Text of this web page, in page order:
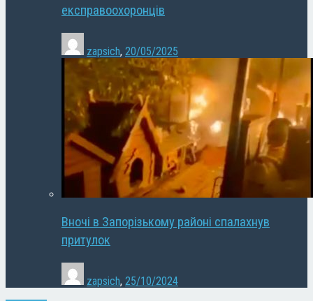
експравоохоронців
zapsich, 20/05/2025
Вночі в Запорізькому районі спалахнув
притулок
zapsich, 25/10/2024